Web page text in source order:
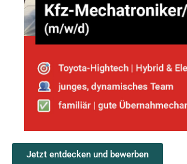
Jetzt entdecken und bewerben